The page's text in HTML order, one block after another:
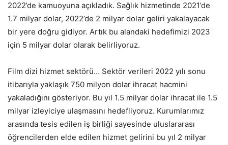
2022’de kamuoyuna açıkladık. Sağlık hizmetinde 2021’de
1.7 milyar dolar, 2022’de 2 milyar dolar geliri yakalayacak
bir yere doğru gidiyor. Artık bu alandaki hedefimizi 2023
için 5 milyar dolar olarak belirliyoruz.
Film dizi hizmet sektörü… Sektör verileri 2022 yılı sonu
itibarıyla yaklaşık 750 milyon dolar ihracat hacmini
yakaladığını gösteriyor. Bu yıl 1.5 milyar dolar ihracat ile 1.5
milyar izleyiciye ulaşmasını hedefliyoruz. Kurumlarımız
arasında tesis edilen iş birliği sayesinde uluslararası
öğrencilerden elde edilen hizmet gelirini bu yıl 2 milyar